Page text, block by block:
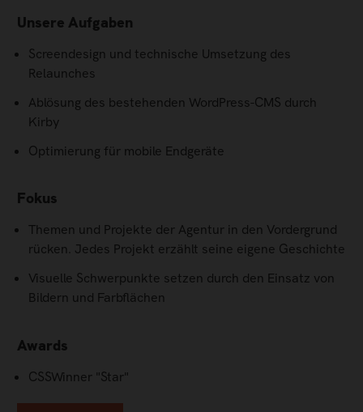
Unsere Aufgaben
Screendesign und technische Umsetzung des
Relaunches
Ablösung des bestehenden WordPress-CMS durch
Kirby
Optimierung für mobile Endgeräte
Fokus
Themen und Projekte der Agentur in den Vordergrund
rücken. Jedes Projekt erzählt seine eigene Geschichte
Visuelle Schwerpunkte setzen durch den Einsatz von
Bildern und Farbflächen
Awards
CSSWinner "Star"